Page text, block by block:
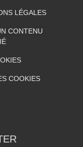
LÉGALES
CONTENU
COOKIES